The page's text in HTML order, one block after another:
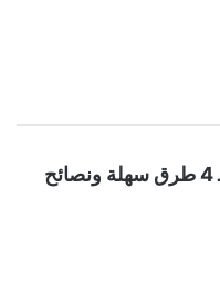
طريقة البامية بـ 4 طرق سهلة ونصائح